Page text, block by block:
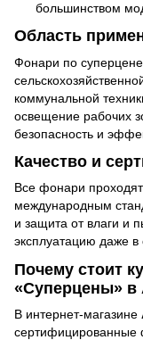
большинством
Область
Фонари по
коммунальной
освещение рабочих
безопасность и
Качество и
Все фонари проходят
международным
и защита от влаги и
эксплуатацию даже
Почему стоит
«Суперцены» в
В интернет-магазине
сертифицированные